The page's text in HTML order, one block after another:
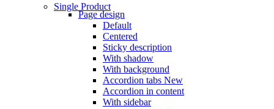
Single Product
Page design
Default
Centered
Sticky description
With shadow
With background
Accordion tabs New
Accordion in content
With sidebar